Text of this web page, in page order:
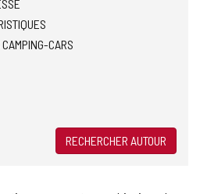
CARS
RECHERCHER AUTOUR